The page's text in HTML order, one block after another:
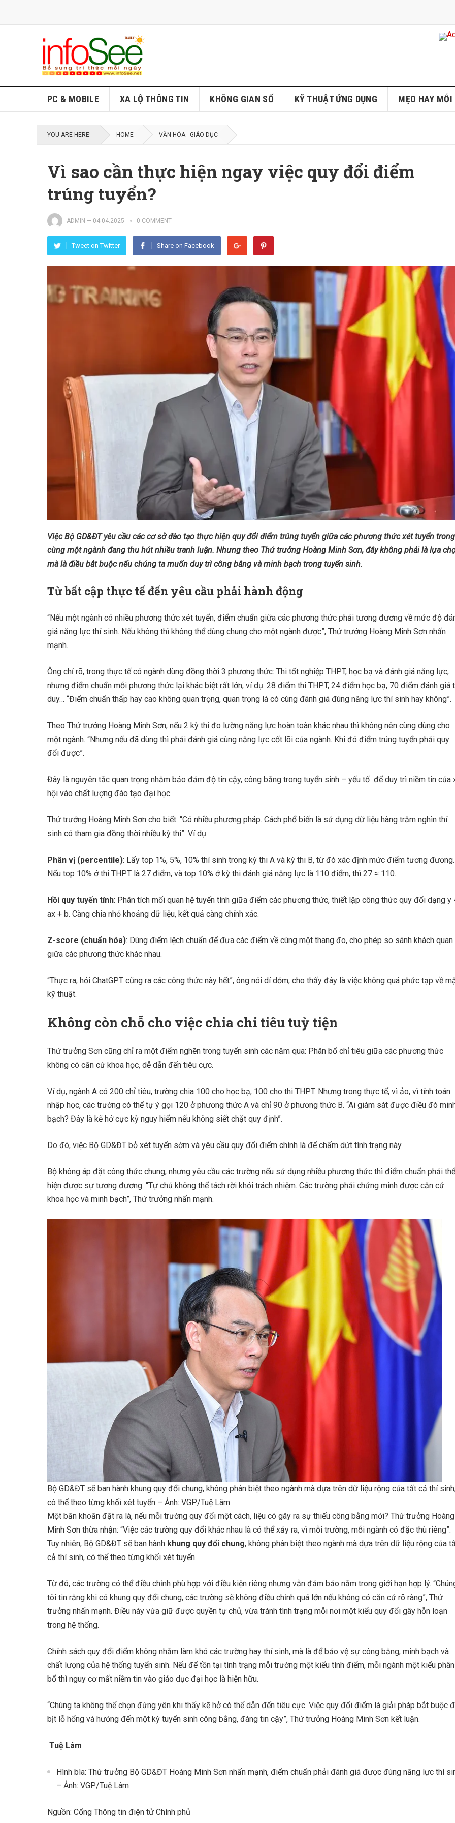
PC & MOBILE XA LỘ THÔNG TIN KHÔNG GIAN SỐ KỸ THUẬT ỨNG DỤNG MẸO HAY MỖI
YOU ARE HERE: HOME VĂN HÓA - GIÁO DỤC
Vì sao cần thực hiện ngay việc quy đổi điểm
trúng tuyển?
ADMIN — 04.04.2025 0 COMMENT
Tweet on Twitter Share on Facebook
Việc Bộ GD&ĐT yêu cầu các cơ sở đào tạo thực hiện quy đổi điểm trúng tuyển giữa các phương thức xét tuyển trong
cùng một ngành đang thu hút nhiều tranh luận. Nhưng theo Thứ trưởng Hoàng Minh Sơn, đây không phải là lựa
mà là điều bắt buộc nếu chúng ta muốn duy trì công bằng và minh bạch trong tuyển sinh.
Từ bất cập thực tế đến yêu cầu phải hành động
“Nếu một ngành có nhiều phương thức xét tuyển, điểm chuẩn giữa các phương thức phải tương đương về mức độ
giá năng lực thí sinh. Nếu không thì không thể dùng chung cho một ngành được”, Thứ trưởng Hoàng Minh Sơn nhấn
mạnh.
Ông chỉ rõ, trong thực tế có ngành dùng đồng thời 3 phương thức: Thi tốt nghiệp THPT, học bạ và đánh giá năng lực,
nhưng điểm chuẩn mỗi phương thức lại khác biệt rất lớn, ví dụ: 28 điểm thi THPT, 24 điểm học bạ, 70 điểm đánh giá
duy… “Điểm chuẩn thấp hay cao không quan trọng, quan trọng là có cùng đánh giá đúng năng lực thí sinh hay không”.
Theo Thứ trưởng Hoàng Minh Sơn, nếu 2 kỳ thi đo lường năng lực hoàn toàn khác nhau thì không nên cùng dùng cho
một ngành. “Nhưng nếu đã dùng thì phải đánh giá cùng năng lực cốt lõi của ngành. Khi đó điểm trúng tuyển phải quy
đổi được”.
Đây là nguyên tắc quan trọng nhằm bảo đảm độ tin cậy, công bằng trong tuyển sinh – yếu tố để duy trì niềm tin của
hội vào chất lượng đào tạo đại học.
Thứ trưởng Hoàng Minh Sơn cho biết: “Có nhiều phương pháp. Cách phổ biến là sử dụng dữ liệu hàng trăm nghìn thí
sinh có tham gia đồng thời nhiều kỳ thi”. Ví dụ:
Phân vị (percentile): Lấy top 1%, 5%, 10% thí sinh trong kỳ thi A và kỳ thi B, từ đó xác định mức điểm tương đương.
Nếu top 10% ở thi THPT là 27 điểm, và top 10% ở kỳ thi đánh giá năng lực là 110 điểm, thì 27 ≈ 110.
Hồi quy tuyến tính: Phân tích mối quan hệ tuyến tính giữa điểm các phương thức, thiết lập công thức quy đổi dạng y
ax + b. Càng chia nhỏ khoảng dữ liệu, kết quả càng chính xác.
Z-score (chuẩn hóa): Dùng điểm lệch chuẩn để đưa các điểm về cùng một thang đo, cho phép so sánh khách quan
giữa các phương thức khác nhau.
“Thực ra, hỏi ChatGPT cũng ra các công thức này hết”, ông nói dí dỏm, cho thấy đây là việc không quá phức tạp về
kỹ thuật.
Không còn chỗ cho việc chia chỉ tiêu tuỳ tiện
Thứ trưởng Sơn cũng chỉ ra một điểm nghẽn trong tuyển sinh các năm qua: Phân bổ chỉ tiêu giữa các phương thức
không có căn cứ khoa học, dễ dẫn đến tiêu cực.
Ví dụ, ngành A có 200 chỉ tiêu, trường chia 100 cho học bạ, 100 cho thi THPT. Nhưng trong thực tế, vì ảo, vì tính toán
nhập học, các trường có thể tự ý gọi 120 ở phương thức A và chỉ 90 ở phương thức B. “Ai giám sát được điều đó
bạch? Đây là kẽ hở cực kỳ nguy hiểm nếu không siết chặt quy định”.
Do đó, việc Bộ GD&ĐT bỏ xét tuyển sớm và yêu cầu quy đổi điểm chính là để chấm dứt tình trạng này.
Bộ không áp đặt công thức chung, nhưng yêu cầu các trường nếu sử dụng nhiều phương thức thì điểm chuẩn phải thể
hiện được sự tương đương. “Tự chủ không thể tách rời khỏi trách nhiệm. Các trường phải chứng minh được căn cứ
khoa học và minh bạch”, Thứ trưởng nhấn mạnh.
Bộ GD&ĐT sẽ ban hành khung quy đổi chung, không phân biệt theo ngành mà dựa trên dữ liệu rộng của tất cả thí
có thể theo từng khối xét tuyển – Ảnh: VGP/Tuệ Lâm
Một băn khoăn đặt ra là, nếu mỗi trường quy đổi một cách, liệu có gây ra sự thiếu công bằng mới? Thứ trưởng Hoàng
Minh Sơn thừa nhận: “Việc các trường quy đổi khác nhau là có thể xảy ra, vì mỗi trường, mỗi ngành có đặc thù riêng”.
Tuy nhiên, Bộ GD&ĐT sẽ ban hành khung quy đổi chung, không phân biệt theo ngành mà dựa trên dữ liệu rộng của
cả thí sinh, có thể theo từng khối xét tuyển.
Từ đó, các trường có thể điều chỉnh phù hợp với điều kiện riêng nhưng vẫn đảm bảo nằm trong giới hạn hợp lý.
tôi tin rằng khi có khung quy đổi chung, các trường sẽ không điều chỉnh quá lớn nếu không có căn cứ rõ ràng”, Thứ
trưởng nhấn mạnh. Điều này vừa giữ được quyền tự chủ, vừa tránh tình trạng mỗi nơi một kiểu quy đổi gây hỗn loạn
trong hệ thống.
Chính sách quy đổi điểm không nhằm làm khó các trường hay thí sinh, mà là để bảo vệ sự công bằng, minh bạch và
chất lượng của hệ thống tuyển sinh. Nếu để tồn tại tình trạng mỗi trường một kiểu tính điểm, mỗi ngành một kiểu phân
bổ thì nguy cơ mất niềm tin vào giáo dục đại học là hiện hữu.
“Chúng ta không thể chọn đứng yên khi thấy kẽ hở có thể dẫn đến tiêu cực. Việc quy đổi điểm là giải pháp bắt buộc
bịt lỗ hổng và hướng đến một kỳ tuyển sinh công bằng, đáng tin cậy”, Thứ trưởng Hoàng Minh Sơn kết luận.
Tuệ Lâm
Hình bìa: Thứ trưởng Bộ GD&ĐT Hoàng Minh Sơn nhấn mạnh, điểm chuẩn phải đánh giá được đúng năng lực thí
– Ảnh: VGP/Tuệ Lâm
Nguồn: Cổng Thông tin điện tử Chính phủ